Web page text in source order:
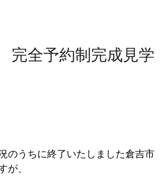
全予約制完成見学
のうちに終了いたしました倉吉市
が、